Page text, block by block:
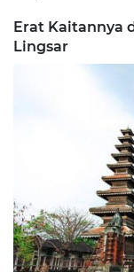
Erat Kaitannya
Lingsar